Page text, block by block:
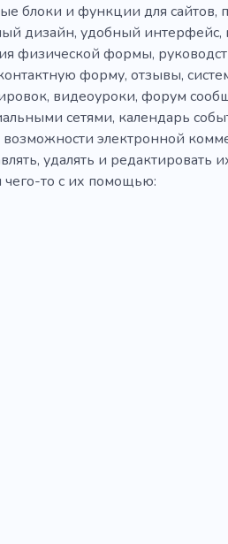
блоки и функции для
дизайн, удобный интерфейс,
физической формы,
форму, отзывы,
видеоуроки, форум
сетями, календарь
электронной
удалять и редактировать
чего-то с их помощью: